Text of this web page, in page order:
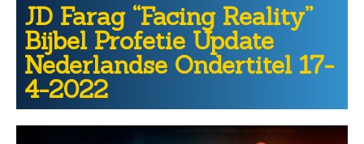
JD Farag “Facing Reality”
Bijbel Profetie Update
Nederlandse Ondertitel 17-
4-2022